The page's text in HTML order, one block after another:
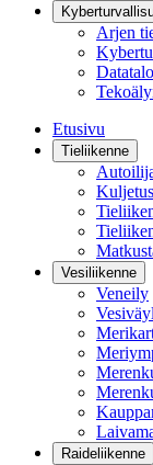
Arjen
Etusivu
Tieliikenne
Vesiliikenne
Veneily
Raideliikenne